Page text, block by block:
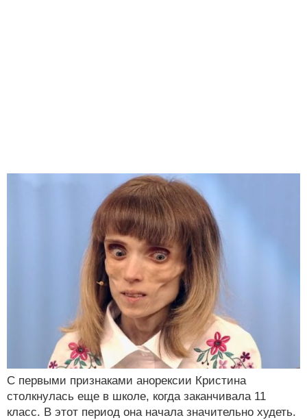
С первыми признаками анорексии Кристина
столкнулась еще в школе, когда заканчивала 11
класс. В этот период она начала значительно худеть.